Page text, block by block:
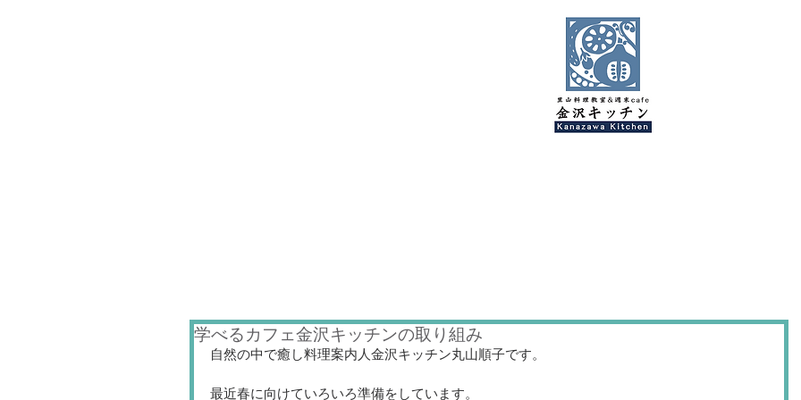
学べるカフェ金沢キッチンの取り組み
自然の中で癒し料理案内人金沢キッチン丸山順子です。
最近春に向けていろいろ準備をしています。